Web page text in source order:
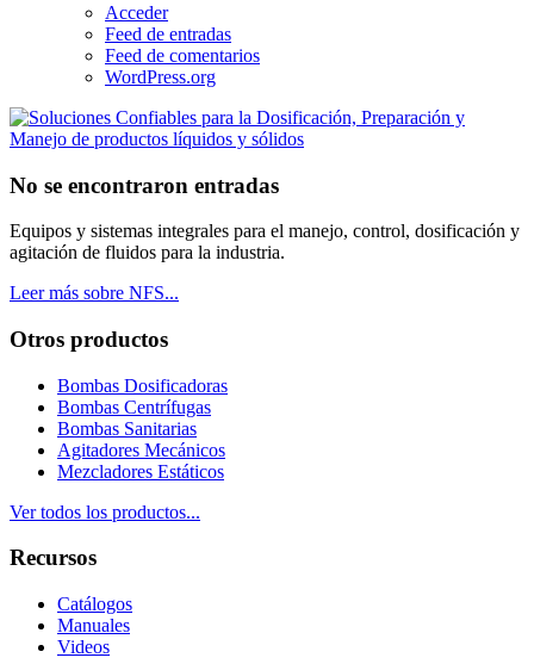
Acceder
Feed de entradas
Feed de comentarios
WordPress.org
No se encontraron entradas
Equipos y sistemas integrales para el manejo, control, dosificación y
agitación de fluidos para la industria.
Leer más sobre NFS...
Otros productos
Bombas Dosificadoras
Bombas Centrífugas
Bombas Sanitarias
Agitadores Mecánicos
Mezcladores Estáticos
Ver todos los productos...
Recursos
Catálogos
Manuales
Videos